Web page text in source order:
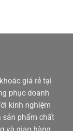
giá rẻ tại
phục doanh
kinh nghiệm
sản phẩm chất